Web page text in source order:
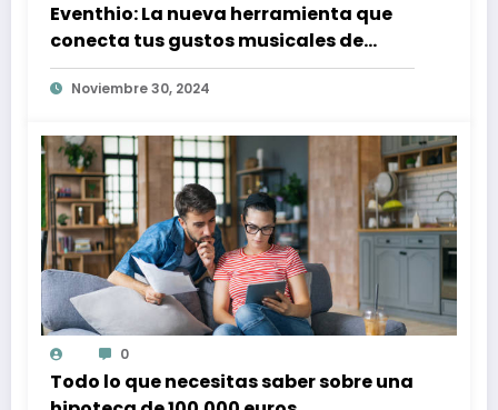
Eventhio: La nueva herramienta que
conecta tus gustos musicales de
Spotify con conciertos en tu zona
Noviembre 30, 2024
0
Todo lo que necesitas saber sobre una